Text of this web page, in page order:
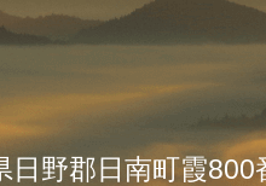
野郡日南町霞800